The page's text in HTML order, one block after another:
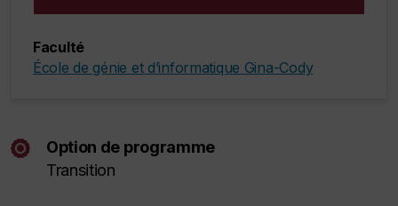
Faculté
École de génie et d’informatique Gina-Cody
Option de programme
Transition